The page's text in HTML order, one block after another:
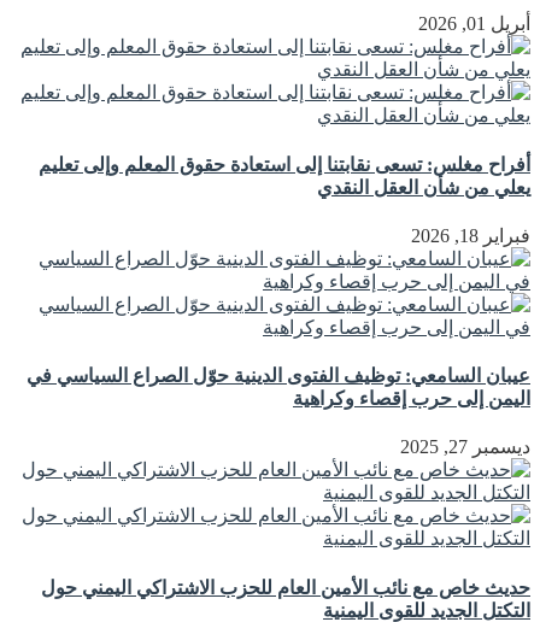
أبريل 01, 2026
أفراح مغلس: تسعى نقابتنا إلى استعادة حقوق المعلم وإلى تعليم
يعلي من شأن العقل النقدي
فبراير 18, 2026
عيبان السامعي: توظيف الفتوى الدينية حوّل الصراع السياسي في
اليمن إلى حرب إقصاء وكراهية
ديسمبر 27, 2025
حديث خاص مع نائب الأمين العام للحزب الاشتراكي اليمني حول
التكتل الجديد للقوى اليمنية